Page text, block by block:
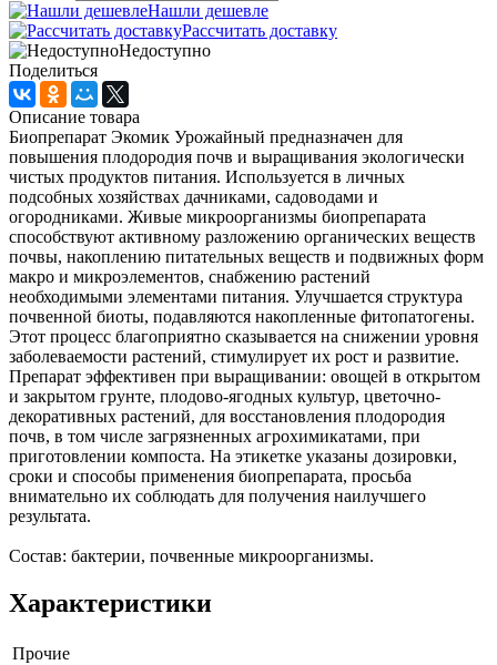
Нашли дешевле
Рассчитать доставку
Недоступно
Поделиться
Описание товара
Биопрепарат Экомик Урожайный предназначен для
повышения плодородия почв и выращивания экологически
чистых продуктов питания. Используется в личных
подсобных хозяйствах дачниками, садоводами и
огородниками. Живые микроорганизмы биопрепарата
способствуют активному разложению органических веществ
почвы, накоплению питательных веществ и подвижных форм
макро и микроэлементов, снабжению растений
необходимыми элементами питания. Улучшается структура
почвенной биоты, подавляются накопленные фитопатогены.
Этот процесс благоприятно сказывается на снижении уровня
заболеваемости растений, стимулирует их рост и развитие.
Препарат эффективен при выращивании: овощей в открытом
и закрытом грунте, плодово-ягодных культур, цветочно-
декоративных растений, для восстановления плодородия
почв, в том числе загрязненных агрохимикатами, при
приготовлении компоста. На этикетке указаны дозировки,
сроки и способы применения биопрепарата, просьба
внимательно их соблюдать для получения наилучшего
результата.
Состав: бактерии, почвенные микроорганизмы.
Характеристики
Прочие